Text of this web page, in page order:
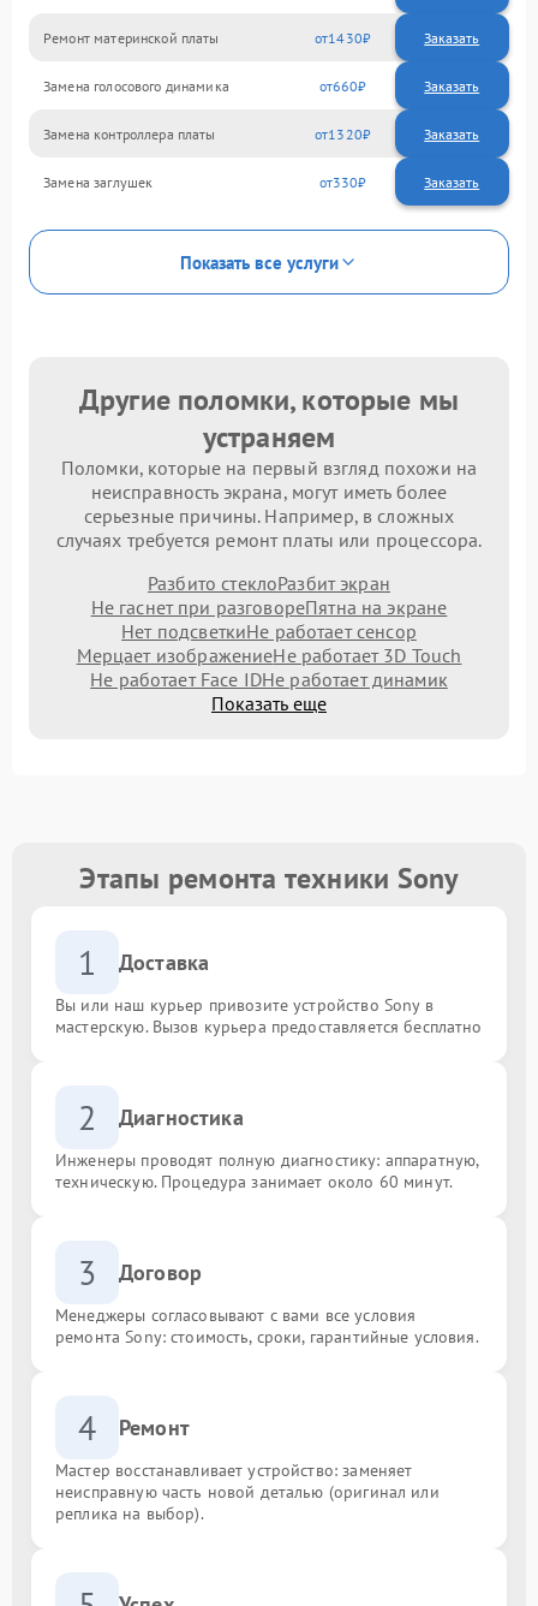
Ремонт материнской платы 1430
Замена голосового динамика 660
Замена контроллера платы 1320
Замена заглушек 330
Показать все услуги
Другие поломки, которые мы
устраняем
Поломки, которые на первый взгляд похожи на
неисправность экрана, могут иметь более
серьезные причины. Например, в сложных
случаях требуется ремонт платы или процессора.
Разбито стеклоРазбит экран
Не гаснет при разговореПятна на экране
Нет подсветкиНе работает сенсор
Мерцает изображениеНе работает 3D Touch
Не работает Face IDНе работает динамик
Показать еще
Этапы ремонта техники Sony
1 Доставка
Вы или наш курьер привозите устройство Sony в
мастерскую. Вызов курьера предоставляется бесплатно
2 Диагностика
Инженеры проводят полную диагностику: аппаратную,
техническую. Процедура занимает около 60 минут.
3 Договор
Менеджеры согласовывают с вами все условия
ремонта Sony: стоимость, сроки, гарантийные условия.
4 Ремонт
Мастер восстанавливает устройство: заменяет
неисправную часть новой деталью (оригинал или
реплика на выбор).